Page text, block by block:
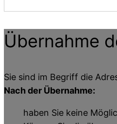
Übernahme
Sie sind im Begriff die
Nach der Übernahme:
haben Sie keine